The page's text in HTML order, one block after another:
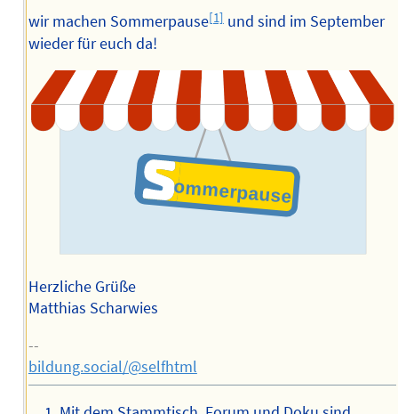
wir machen Sommerpause[1]und sind im September
wieder für euch da!
Herzliche Grüße
Matthias Scharwies
--
bildung.social/@selfhtml